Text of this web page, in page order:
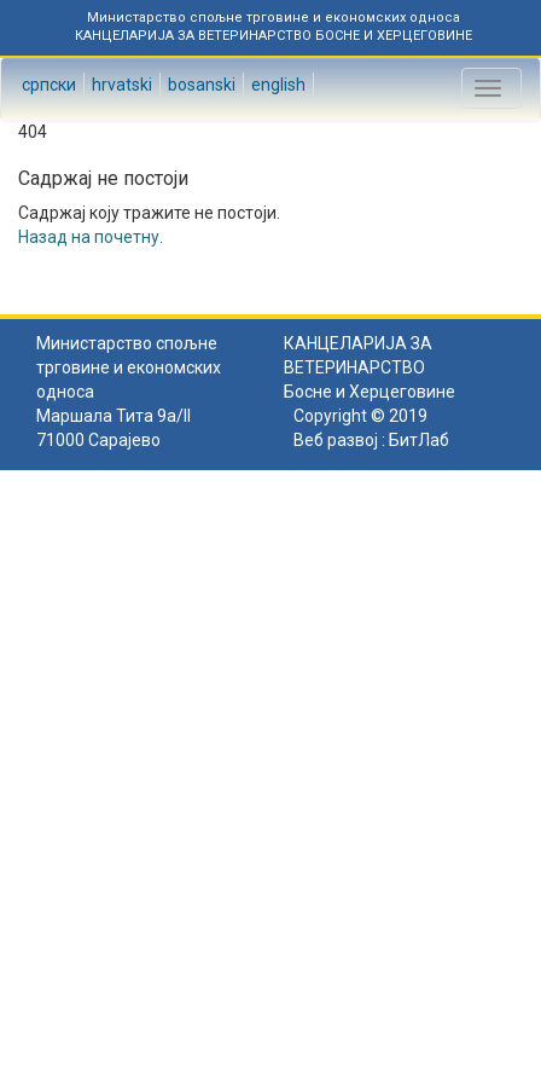
Министарство спољне трговине и економских односа
КАНЦЕЛАРИЈА ЗА ВЕТЕРИНАРСТВО БОСНЕ И ХЕРЦЕГОВИНЕ
српски hrvatski bosanski english
Toggle
404
Садржај не постоји
Садржај коју тражите не постоји.
Назад на почетну
Министарство спољне
трговине и економских
односа
КАНЦЕЛАРИЈА ЗА
ВЕТЕРИНАРСТВО
Босне и Херцеговине
Маршала Тита 9а/II
71000 Сарајево
Copyright © 2019
Веб развој : БитЛаб